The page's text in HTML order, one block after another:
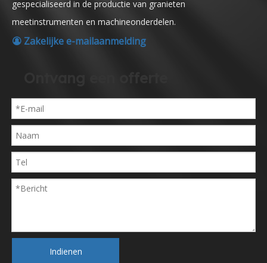
gespecialiseerd in de productie van granieten
meetinstrumenten en machineonderdelen.
 Zakelijke e-mailaanmelding
Indienen